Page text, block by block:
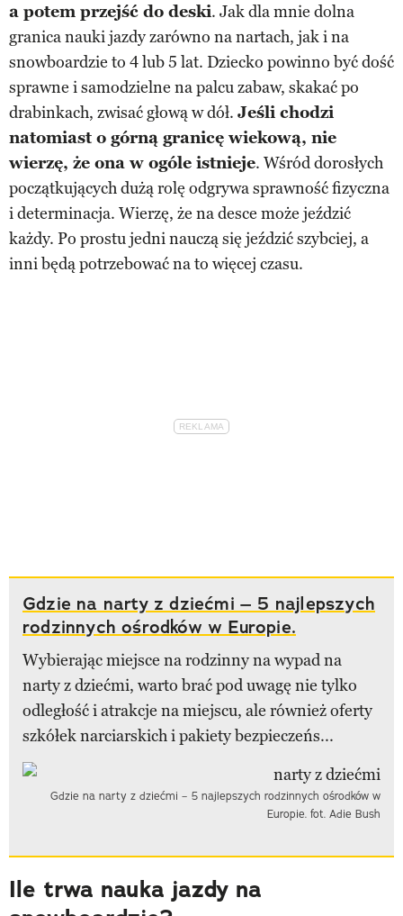
a potem przejść do deski. Jak dla mnie dolna
granica nauki jazdy zarówno na nartach, jak i na
snowboardzie to 4 lub 5 lat. Dziecko powinno być dość
sprawne i samodzielne na palcu zabaw, skakać po
drabinkach, zwisać głową w dół. Jeśli chodzi
natomiast o górną granicę wiekową, nie
wierzę, że ona w ogóle istnieje. Wśród dorosłych
początkujących dużą rolę odgrywa sprawność fizyczna
i determinacja. Wierzę, że na desce może jeździć
każdy. Po prostu jedni nauczą się jeździć szybciej, a
inni będą potrzebować na to więcej czasu.
Gdzie na narty z dziećmi – 5 najlepszych
rodzinnych ośrodków w Europie.
Wybierając miejsce na rodzinny na wypad na
narty z dziećmi, warto brać pod uwagę nie tylko
odległość i atrakcje na miejscu, ale również oferty
szkółek narciarskich i pakiety bezpieczeńs...
Gdzie na narty z dziećmi – 5 najlepszych rodzinnych ośrodków w
Europie. fot. Adie Bush
Ile trwa nauka jazdy na